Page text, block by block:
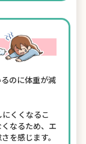
のに体重が減
くくなるこ
なるため、エ
を感じます。